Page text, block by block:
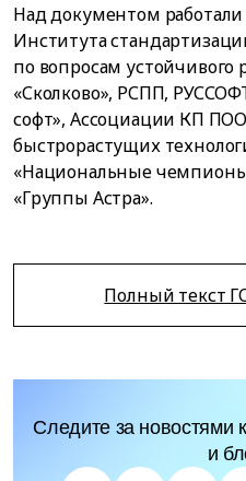
Над документом
Института
по вопросам устойчивого
«Сколково», РСПП,
софт», Ассоциации КП
быстрорастущих
«Национальные
«Группы Астра».
Полный текст
Следите за новостями
и